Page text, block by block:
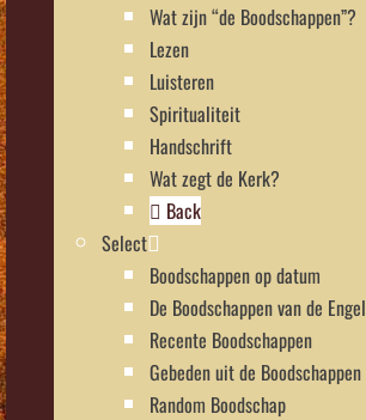
Wat zijn “de Boodschappen”?
Lezen
Luisteren
Spiritualiteit
Handschrift
Wat zegt de Kerk?
Back
Select
Boodschappen op datum
De Boodschappen van de Engel
Recente Boodschappen
Gebeden uit de Boodschappen
Random Boodschap